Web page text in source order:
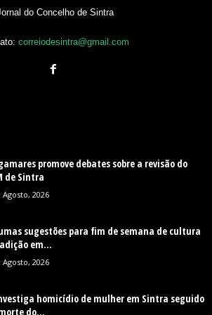
do Concelho de Sintra
correiodesintra@gmail.com
promove debates sobre a revisão do
de Sintra
Agosto, 2026
sugestões para fim de semana de cultura
em...
Agosto, 2026
homicídio de mulher em Sintra seguido
do...